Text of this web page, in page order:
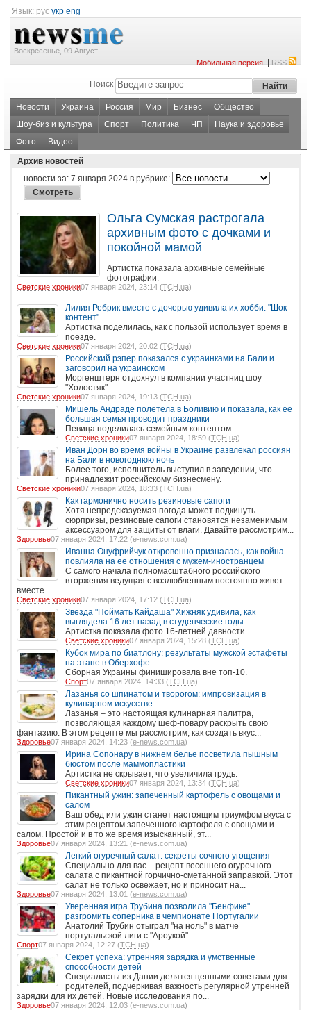
Язык: рус укр eng
Воскресенье, 09 Август
Мобильная версия|RSS
Поиск
Новости Украина Россия Мир Бизнес
Общество
Шоу-биз и культура
Спорт Политика ЧП
Наука и здоровье
Фото
Видео
Архив новостей
новости за: 7 января 2024 в рубрике:
Ольга Сумская растрогала
архивным фото с дочками и
покойной мамой
Артистка показала архивные семейные
фотографии.
Светские хроники07 января 2024, 23:14 (ТСН.ua)
Лилия Ребрик вместе с дочерью удивила их хобби: "Шок-
контент"
Артистка поделилась, как с пользой использует время в
поезде.
Светские хроники07 января 2024, 20:02 (ТСН.ua)
Российский рэпер показался с украинками на Бали и
заговорил на украинском
Моргенштерн отдохнул в компании участниц шоу
"Холостяк".
Светские хроники07 января 2024, 19:13 (ТСН.ua)
Мишель Андраде полетела в Боливию и показала, как ее
большая семья проводит праздники
Певица поделилась семейным контентом.
Светские хроники07 января 2024, 18:59 (ТСН.ua)
Иван Дорн во время войны в Украине развлекал россиян
на Бали в новогоднюю ночь
Более того, исполнитель выступил в заведении, что
принадлежит российскому бизнесмену.
Светские хроники07 января 2024, 18:33 (ТСН.ua)
Как гармонично носить резиновые сапоги
Хотя непредсказуемая погода может подкинуть
сюрпризы, резиновые сапоги становятся незаменимым
аксессуаром для защиты от влаги. Давайте рассмотрим...
Здоровье07 января 2024, 17:22 (e-news.com.ua)
Иванна Онуфрийчук откровенно призналась, как война
повлияла на ее отношения с мужем-иностранцем
С самого начала полномасштабного российского
вторжения ведущая с возлюбленным постоянно живет
вместе.
Светские хроники07 января 2024, 17:12 (ТСН.ua)
Звезда "Поймать Кайдаша" Хижняк удивила, как
выглядела 16 лет назад в студенческие годы
Артистка показала фото 16-летней давности.
Светские хроники07 января 2024, 15:28 (ТСН.ua)
Кубок мира по биатлону: результаты мужской эстафеты
на этапе в Оберхофе
Сборная Украины финишировала вне топ-10.
Спорт07 января 2024, 14:33 (ТСН.ua)
Лазанья со шпинатом и творогом: импровизация в
кулинарном искусстве
Лазанья – это настоящая кулинарная палитра,
позволяющая каждому шеф-повару раскрыть свою
фантазию. В этом рецепте мы рассмотрим, как создать вкус...
Здоровье07 января 2024, 14:23 (e-news.com.ua)
Ирина Сопонару в нижнем белье посветила пышным
бюстом после маммопластики
Артистка не скрывает, что увеличила грудь.
Светские хроники07 января 2024, 13:34 (ТСН.ua)
Пикантный ужин: запеченный картофель с овощами и
салом
Ваш обед или ужин станет настоящим триумфом вкуса с
этим рецептом запеченного картофеля с овощами и
салом. Простой и в то же время изысканный, эт...
Здоровье07 января 2024, 13:21 (e-news.com.ua)
Легкий огуречный салат: секреты сочного угощения
Специально для вас – рецепт весеннего огуречного
салата с пикантной горчично-сметанной заправкой. Этот
салат не только освежает, но и приносит на...
Здоровье07 января 2024, 13:01 (e-news.com.ua)
Уверенная игра Трубина позволила "Бенфике"
разгромить соперника в чемпионате Португалии
Анатолий Трубин отыграл "на ноль" в матче
португальской лиги с "Ароукой".
Спорт07 января 2024, 12:27 (ТСН.ua)
Секрет успеха: утренняя зарядка и умственные
способности детей
Специалисты из Дании делятся ценными советами для
родителей, подчеркивая важность регулярной утренней
зарядки для их детей. Новые исследования по...
Здоровье07 января 2024, 12:03 (e-news.com.ua)